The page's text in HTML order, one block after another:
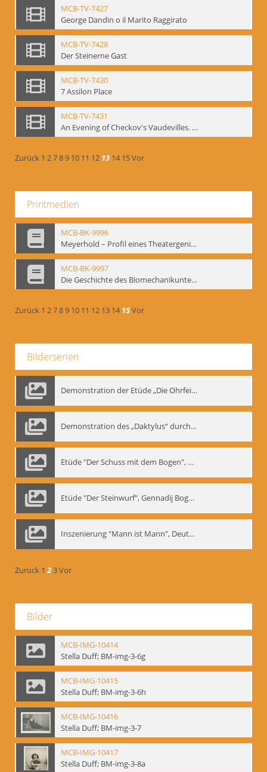
MCB-TV-7427
George Dandin o il Marito Raggirato
MCB-TV-7428
Der Steinerne Gast
MCB-TV-7430
7 Assilon Place
MCB-TV-7431
An Evening of Checkov's Vaudevilles. The Evils of Tobacco, The Bear, The Marriage Proposal
Zurück 1 2789 10 11 12 13 14 15Vor
Printmedien
MCB-BK-9996
Meyerhold – Profil eines Theatergenies. Vortrag. Arbeitsdemonstration - interne Signatur: BM-prt-203
MCB-BK-9997
Die Geschichte des Biomechanikunterrichts im Theater der Satire - interne Signatur: BM-prt-204
Zurück 1 2789 10 11 12 13 14 15Vor
Bilderserien
Demonstration der Etüde „Die Ohrfeige“
Demonstration des „Daktylus“ durch Gennadij Nikolajewitsch Bogdanow, Berlin 1991
Etüde "Der Schuss mit dem Bogen", Gennadij Bogdanow
Etüde "Der Steinwurf", Gennadij Bogdanow
Inszenierung "Mann ist Mann", Deutsches Theater Berlin, 1997
Zurück 1 23Vor
Bilder
MCB-IMG-10414
Stella Duff; BM-img-3-6g
MCB-IMG-10415
Stella Duff; BM-img-3-6h
MCB-IMG-10416
Stella Duff; BM-img-3-7
MCB-IMG-10417
Stella Duff; BM-img-3-8a